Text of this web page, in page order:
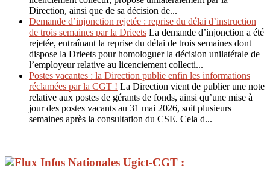
Direction, ainsi que de sa décision de...
Demande d’injonction rejetée : reprise du délai d’instruction
de trois semaines par la Drieets La demande d’injonction a été
rejetée, entraînant la reprise du délai de trois semaines dont
dispose la Drieets pour homologuer la décision unilatérale de
l’employeur relative au licenciement collecti...
Postes vacantes : la Direction publie enfin les informations
réclamées par la CGT ! La Direction vient de publier une note
relative aux postes de gérants de fonds, ainsi qu’une mise à
jour des postes vacants au 31 mai 2026, soit plusieurs
semaines après la consultation du CSE. Cela d...
Infos Nationales Ugict-CGT :